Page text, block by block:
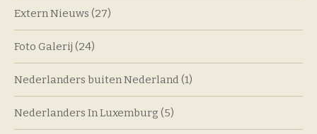
Extern Nieuws (27)
Foto Galerij (24)
Nederlanders buiten Nederland (1)
Nederlanders In Luxemburg (5)